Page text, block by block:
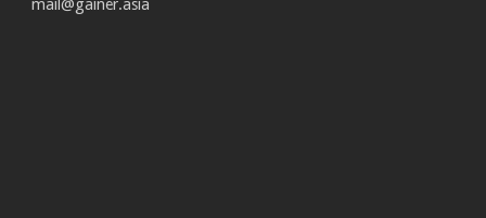
mail@gainer.asia